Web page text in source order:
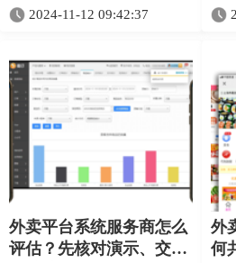
2024-11-12 09:42:37
外卖平台系统服务商怎么
评估？先核对演示、交付
外
何